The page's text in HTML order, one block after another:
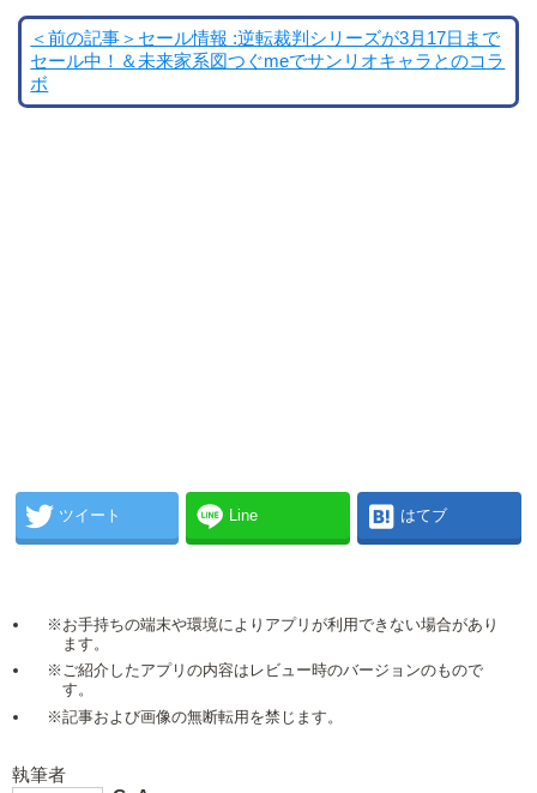
＜前の記事＞セール情報 :逆転裁判シリーズが3月17日まで
セール中！＆未来家系図つぐmeでサンリオキャラとのコラ
ボ
ツイート Line はてブ
※お手持ちの端末や環境によりアプリが利用できない場合があり
ます。
※ご紹介したアプリの内容はレビュー時のバージョンのもので
す。
※記事および画像の無断転用を禁じます。
執筆者